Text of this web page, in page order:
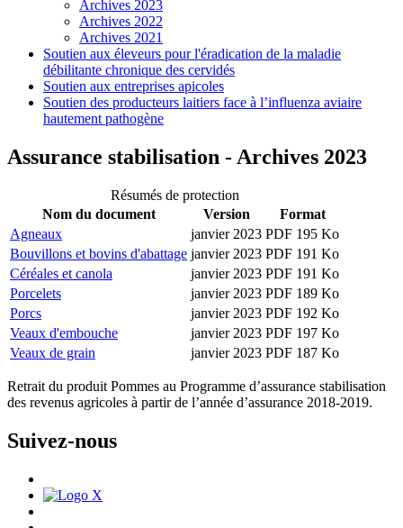
Archives 2023
Archives 2022
Archives 2021
Soutien aux éleveurs pour l'éradication de la maladie
débilitante chronique des cervidés
Soutien aux entreprises apicoles
Soutien des producteurs laitiers face à l’influenza aviaire
hautement pathogène
Assurance stabilisation - Archives 2023
Résumés de protection
Nom du document
Version
Format
Agneaux
janvier 2023 PDF 195 Ko
Bouvillons et bovins d'abattage janvier 2023 PDF 191 Ko
Céréales et canola
janvier 2023 PDF 191 Ko
Porcelets
janvier 2023 PDF 189 Ko
Porcs
janvier 2023 PDF 192 Ko
Veaux d'embouche
janvier 2023 PDF 197 Ko
Veaux de grain
janvier 2023 PDF 187 Ko
Retrait du produit Pommes au Programme d’assurance stabilisation
des revenus agricoles à partir de l’année d’assurance 2018-2019.
Suivez-nous